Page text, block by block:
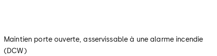
Maintien porte ouverte, asservissable à une alarme incendie
(DCW)